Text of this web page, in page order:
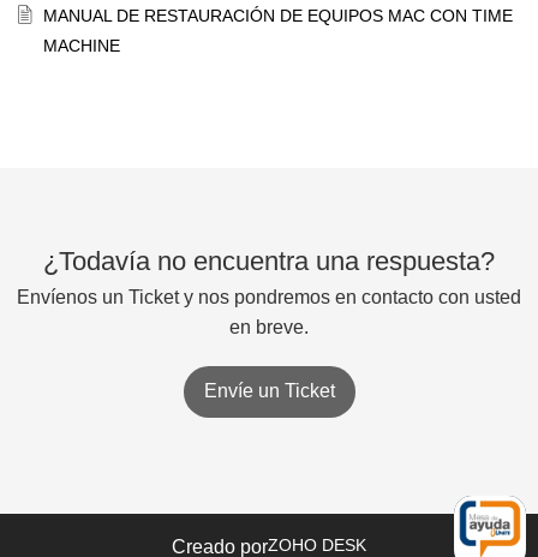
MANUAL DE RESTAURACIÓN DE EQUIPOS MAC CON TIME
MACHINE
¿Todavía no encuentra una respuesta?
Envíenos un Ticket y nos pondremos en contacto con usted
en breve.
Envíe un Ticket
Creado porZOHO DESK